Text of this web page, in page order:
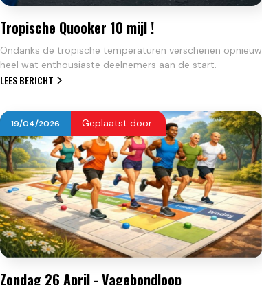
Tropische Quooker 10 mijl !
Ondanks de tropische temperaturen verschenen opnieuw
heel wat enthousiaste deelnemers aan de start.
LEES BERICHT
19/04/2026 Geplaatst door
Zondag 26 April - Vagebondloop